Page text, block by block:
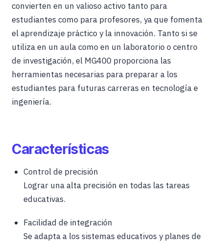
convierten en un valioso activo tanto para
estudiantes como para profesores, ya que fomenta
el aprendizaje práctico y la innovación. Tanto si se
utiliza en un aula como en un laboratorio o centro
de investigación, el MG400 proporciona las
herramientas necesarias para preparar a los
estudiantes para futuras carreras en tecnología e
ingeniería.
Características
Control de precisión
Lograr una alta precisión en todas las tareas
educativas.
Facilidad de integración
Se adapta a los sistemas educativos y planes de